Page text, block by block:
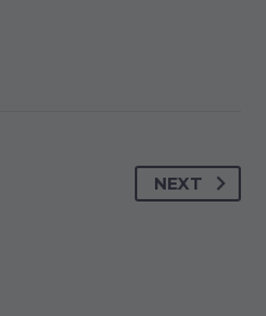
NEXT